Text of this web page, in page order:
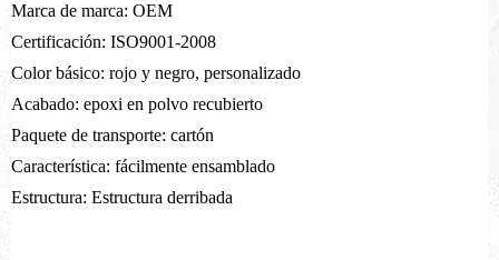
Marca de marca: OEM
Certificación: ISO9001-2008
Color básico: rojo y negro, personalizado
Acabado: epoxi en polvo recubierto
Paquete de transporte: cartón
Característica: fácilmente ensamblado
Estructura: Estructura derribada